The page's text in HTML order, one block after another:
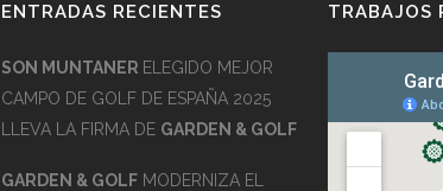
ENTRADAS RECIENTES
SON MUNTANER ELEGIDO MEJOR
CAMPO DE GOLF DE ESPAÑA 2025
LLEVA LA FIRMA DE GARDEN & GOLF
GARDEN & GOLF MODERNIZA EL
TRABAJOS